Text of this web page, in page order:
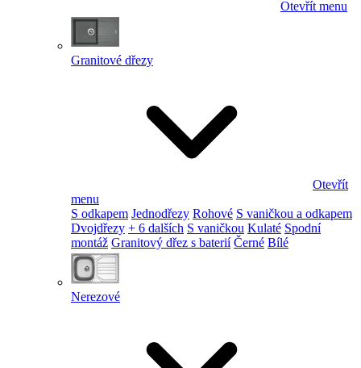
Otevřít menu
Granitové dřezy
Otevřít
menu
S odkapem Jednodřezy Rohové S vaničkou a odkapem
Dvojdřezy + 6 dalších S vaničkou Kulaté Spodní
montáž Granitový dřez s baterií Černé Bílé
Nerezové